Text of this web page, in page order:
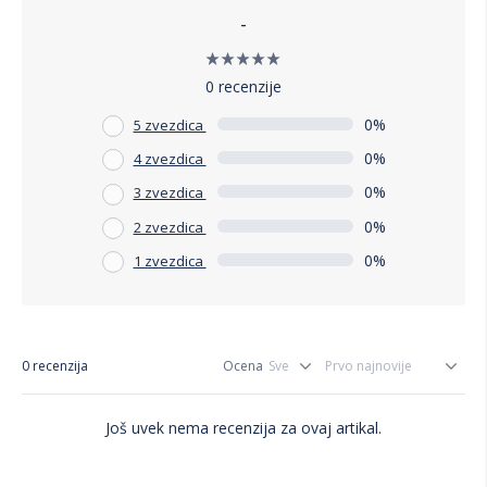
-
0 recenzije
5 zvezdica 0%
4 zvezdica 0%
3 zvezdica 0%
2 zvezdica 0%
1 zvezdica 0%
0 recenzija Ocena
Još uvek nema recenzija za ovaj artikal.